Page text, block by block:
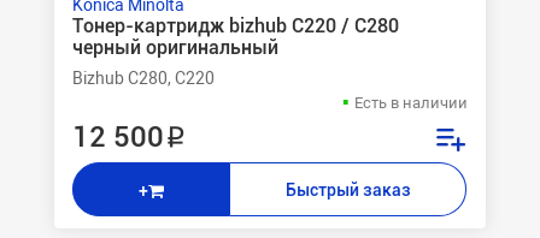
Konica Minolta
Тонер-картридж bizhub С220 / C280
черный оригинальный
Bizhub C280, C220
Есть в наличии
12 500 ₽
+ Быстрый заказ